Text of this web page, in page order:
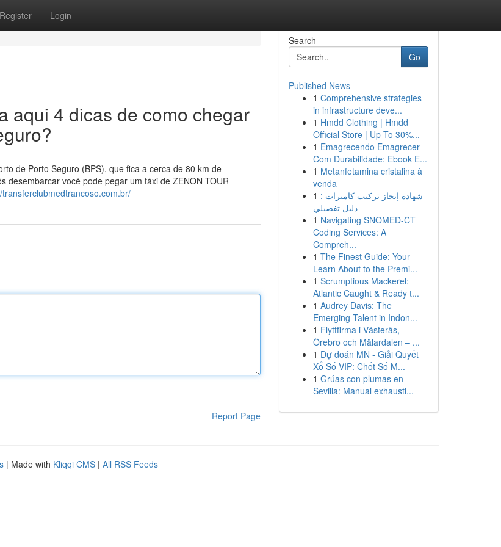
Register Login
aqui 4 dicas de como chegar
de Porto Seguro (BPS), que fica a cerca de 80 km de
desembarcar você pode pegar um táxi de ZENON TOUR
transferclubmedtrancoso.com.br/
Report Page
Search
Go
Published News
1 Comprehensive strategies
in infrastructure deve...
1 Hmdd Clothing | Hmdd
Official Store | Up To 30%...
1 Emagrecendo Emagrecer
Com Durabilidade: Ebook E...
1 Metanfetamina cristalina à
venda
1 شهادة إنجاز تركيب كاميرات :
دليل تفصيلي
1 Navigating SNOMED-CT
Coding Services: A
Compreh...
1 The Finest Guide: Your
Learn About to the Premi...
1 Scrumptious Mackerel:
Atlantic Caught & Ready t...
1 Audrey Davis: The
Emerging Talent in Indon...
1 Flyttfirma i Västerås,
Örebro och Mälardalen – ...
1 Dự đoán MN - Giải Quyết
Xổ Số VIP: Chốt Số M...
1 Grúas con plumas en
Sevilla: Manual exhausti...
| Made with Kliqqi CMS | All RSS Feeds